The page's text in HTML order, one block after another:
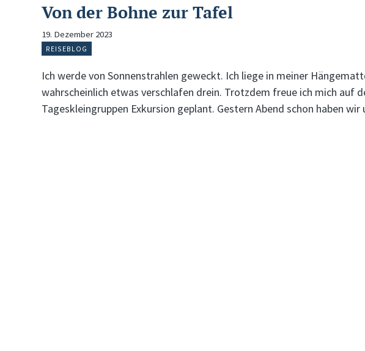
Von der Bohne zur Tafel
19. Dezember 2023
REISEBLOG
Ich werde von Sonnenstrahlen geweckt. Ich liege in meiner
wahrscheinlich etwas verschlafen drein. Trotzdem freue ich mich auf
Tageskleingruppen Exkursion geplant. Gestern Abend schon haben